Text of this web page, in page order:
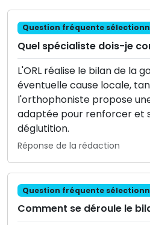
Question fréquente
Quel spécialiste dois-je
L'ORL réalise le bilan de la
éventuelle cause locale,
l'orthophoniste propose
adaptée pour renforcer et
déglutition.
Réponse de la rédaction
Question fréquente
Comment se déroule le